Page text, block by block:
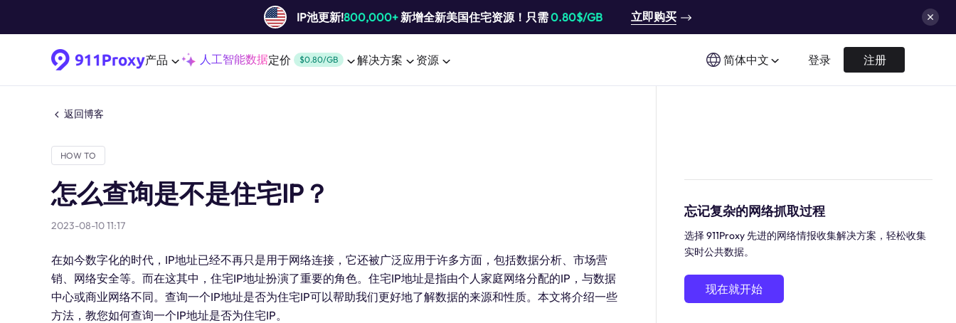
IP池更新!800,000+新增全新美国住宅资源！只需0.80$/GB 立即购买
产品 人工智能数据定价 $0.80/GB 解决方案 资源 简体中文 登录 注册
返回博客
HOW TO
怎么查询是不是住宅IP？
2023-08-10 11:17
在如今数字化的时代，IP地址已经不再只是用于网络连接，它还被广泛应用于许多方面，包括数据分析、市场营
销、网络安全等。而在这其中，住宅IP地址扮演了重要的角色。住宅IP地址是指由个人家庭网络分配的IP，与数据
中心或商业网络不同。查询一个IP地址是否为住宅IP可以帮助我们更好地了解数据的来源和性质。本文将介绍一些
方法，教您如何查询一个IP地址是否为住宅IP。
忘记复杂的网络抓取过程
选择 911Proxy 先进的网络情报收集解决方案，轻松收集
实时公共数据。
现在就开始